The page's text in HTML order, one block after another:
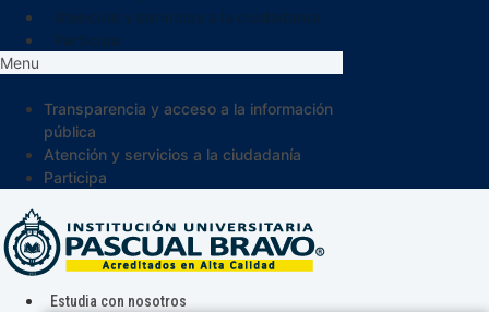
Menu
Transparencia y acceso a la información
pública
Atención y servicios a la ciudadanía
Participa
Estudia con nosotros